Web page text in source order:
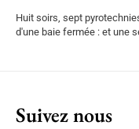
Huit soirs, sept
d'une baie fermée : et une
Suivez nous